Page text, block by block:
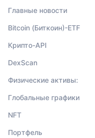
Главные новости
Bitcoin (Биткоин)-ETF
Крипто-API
DexScan
Физические активы:
Глобальные графики
NFT
Портфель